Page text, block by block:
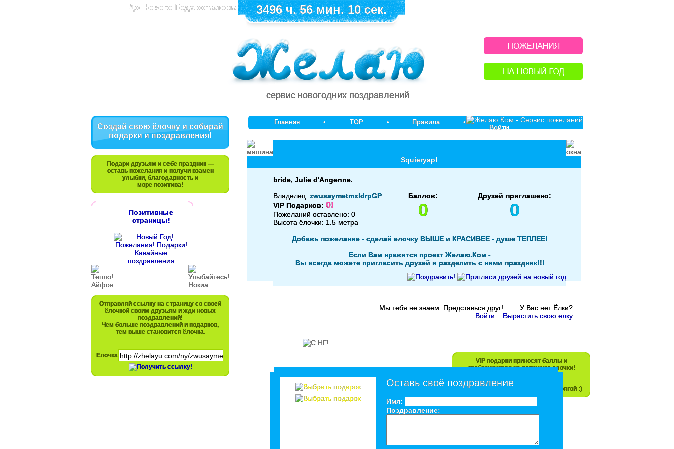
До Нового Года осталось: 3496 ч. 56 мин. 10 сек.
сервис новогодних поздравлений
Создай свою ёлочку и собирай
подарки и поздравления!
Подари друзьям и себе праздник —
оставь пожелания и получи взамен
улыбки, благодарность и
море позитива!
Позитивные
страницы!
Отправляй ссылку на страницу со своей
ёлочкой своим друзьям и жди новых
поздравлений!
Чем больше поздравлений и подарков,
тем выше становится ёлочка.
Ёлочка
Главная • TOP • Правила •
Войти
Squieryap!
bride, Julie d'Angenne.
Владелец: zwusaymetmxldrpGP
VIP Подарков: 0!
Пожеланий оставлено: 0
Высота ёлочки: 1.5 метра
Баллов:
0
Друзей приглашено:
0
Добавь пожелание - сделай елочку ВЫШЕ и КРАСИВЕЕ - душе ТЕПЛЕЕ!
Если Вам нравится проект Желаю.Ком -
Вы всегда можете пригласить друзей и разделить с ними праздник!!!
VIP подарки приносят баллы и
отображаются на верхушке елочки!
Прояви свою любовь! Не будь скрягой :)
Мы тебя не знаем. Представься друг! У Вас нет Ёлки?
Войти
Вырастить свою елку
Оставь своё поздравление
Имя:
Поздравление: